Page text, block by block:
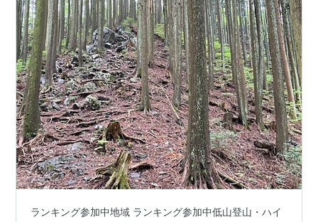
ランキング参加中地域 ランキング参加中低山登山・ハイ